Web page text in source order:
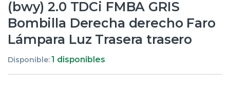
(bwy) 2.0 TDCi FMBA GRIS
Bombilla Derecha derecho Faro
Lámpara Luz Trasera trasero
Disponible:1 disponibles